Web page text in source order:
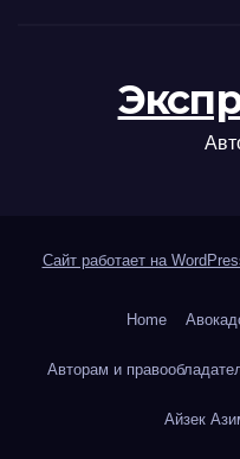
Сайт работает на
Home
Авторам и
Айзек